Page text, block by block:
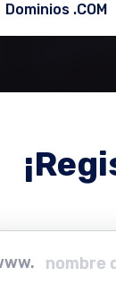
Dominios .COM